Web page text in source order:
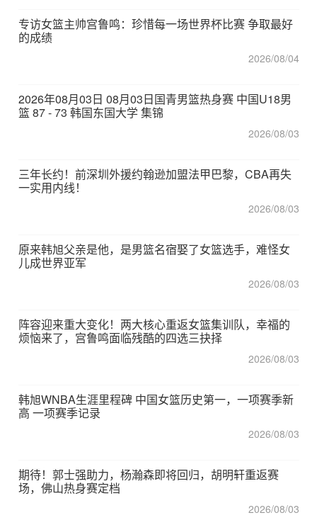
专访女篮主帅宫鲁鸣：珍惜每一场世界杯比赛 争取最好
的成绩
2026/08/04
2026年08月03日 08月03日国青男篮热身赛 中国U18男
篮 87 - 73 韩国东国大学 集锦
2026/08/03
三年长约！前深圳外援约翰逊加盟法甲巴黎，CBA再失
一实用内线！
2026/08/03
原来韩旭父亲是他，是男篮名宿娶了女篮选手，难怪女
儿成世界亚军
2026/08/03
阵容迎来重大变化！两大核心重返女篮集训队，幸福的
烦恼来了，宫鲁鸣面临残酷的四选三抉择
2026/08/03
韩旭WNBA生涯里程碑 中国女篮历史第一，一项赛季新
高 一项赛季记录
2026/08/03
期待！郭士强助力，杨瀚森即将回归，胡明轩重返赛
场，佛山热身赛定档
2026/08/03